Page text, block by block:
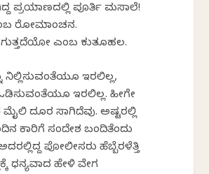
ಪ್ರಯಾಣದಲ್ಲಿ ಪೂರ್ತಿ ಮಸಾಲೆ!
ರೋಮಾಂಚನ.
ಎಂಬ ಕುತೂಹಲ.
ನಿಲ್ಲಿಸುವಂತೆಯೂ ಇರಲಿಲ್ಲ,
ಇರಲಿಲ್ಲ. ಹೀಗೇ
ದೂರ ಸಾಗಿದೆವು. ಅಷ್ಟರಲ್ಲಿ
ಕಾರಿಗೆ ಸಂದೇಶ ಬಂದಿತೆಂದು
ಪೋಲೀಸರು ಹೆಬ್ಬೆರಳೆತ್ತಿ
ಧನ್ಯವಾದ ಹೇಳಿ ವೇಗ